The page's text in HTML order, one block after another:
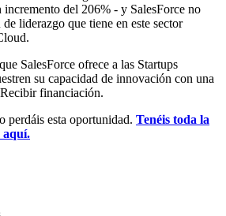
del 206% - y SalesForce no
liderazgo que tiene en este sector
SalesForce ofrece a las Startups
su capacidad de innovación con una
financiación.
perdáis esta oportunidad. Tenéis toda la
aquí.